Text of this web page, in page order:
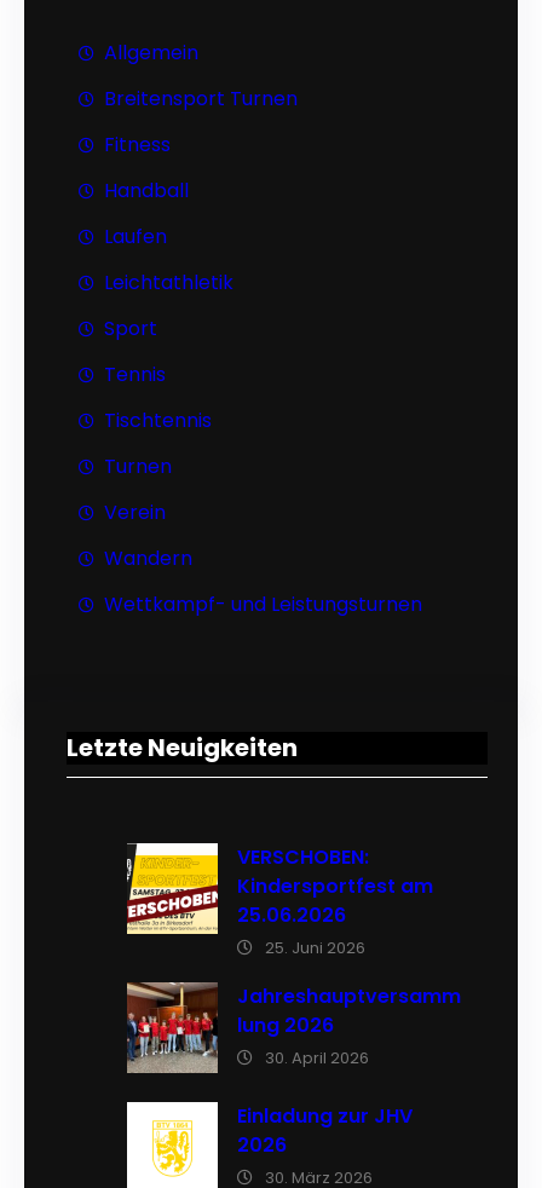
Allgemein
Breitensport Turnen
Fitness
Handball
Laufen
Leichtathletik
Sport
Tennis
Tischtennis
Turnen
Verein
Wandern
Wettkampf- und Leistungsturnen
Letzte Neuigkeiten
VERSCHOBEN:
Kindersportfest am
25.06.2026
25. Juni 2026
Jahreshauptversamm
lung 2026
30. April 2026
Einladung zur JHV
2026
30. März 2026